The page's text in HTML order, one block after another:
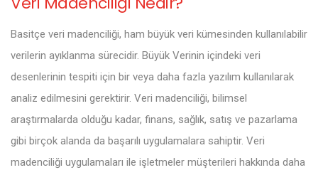
Basitçe veri madenciliği, ham büyük veri kümesinden kullanılabilir
verilerin ayıklanma sürecidir. Büyük Verinin içindeki veri
desenlerinin tespiti için bir veya daha fazla yazılım kullanılarak
analiz edilmesini gerektirir. Veri madenciliği, bilimsel
araştırmalarda olduğu kadar, finans, sağlık, satış ve pazarlama
gibi birçok alanda da başarılı uygulamalara sahiptir. Veri
madenciliği uygulamaları ile işletmeler müşterileri hakkında daha